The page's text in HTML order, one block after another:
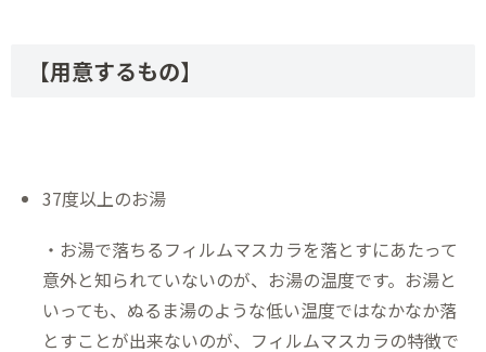
【用意するもの】
37度以上のお湯
・お湯で落ちるフィルムマスカラを落とすにあたって
意外と知られていないのが、お湯の温度です。お湯と
いっても、ぬるま湯のような低い温度ではなかなか落
とすことが出来ないのが、フィルムマスカラの特徴で